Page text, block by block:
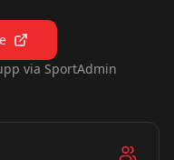
via SportAdmin